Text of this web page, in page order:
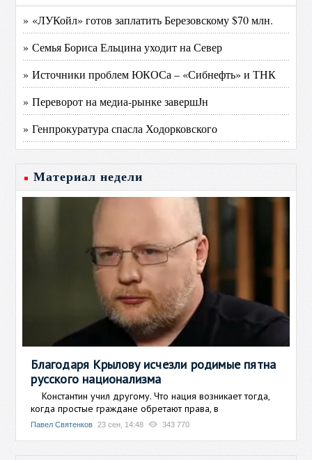
» «ЛУКойл» готов заплатить Березовскому $70 млн.
» Семья Бориса Ельцина уходит на Север
» Источники проблем ЮКОСа – «Сибнефть» и ТНК
» Переворот на медиа-рынке завершЈн
» Генпрокуратура спасла Ходорковского
Материал недели
Благодаря Крылову исчезли родимые пятна
русского национализма
Константин учил другому. Что нация возникает тогда,
когда простые граждане обретают права, в
Павел Святенков 23 сен, 14:48 343 770